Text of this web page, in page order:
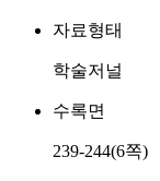
자료형태
학술저널
수록면
239-244(6쪽)